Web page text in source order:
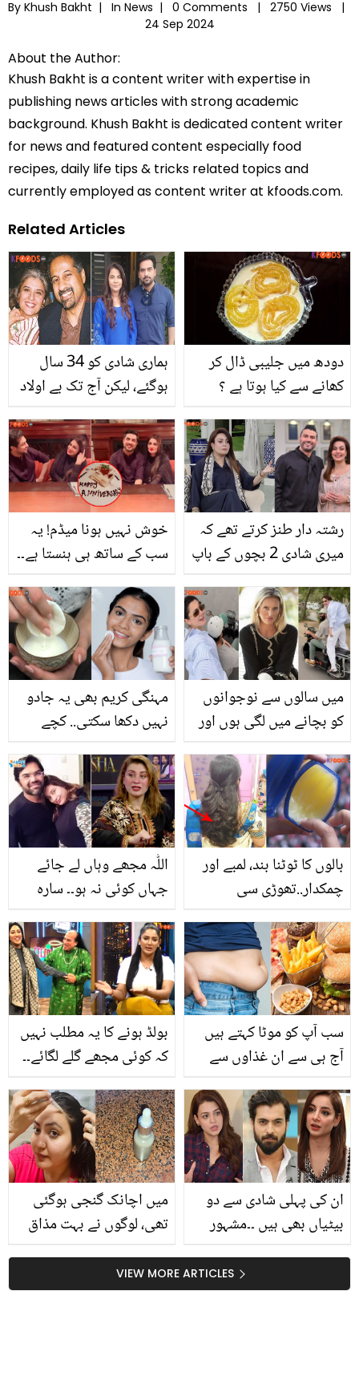
By Khush Bakht | In News | 0 Comments |
2750 Views |
24 Sep 2024
About the Author:
Khush Bakht is a content writer with expertise in
publishing news articles with strong academic
background. Khush Bakht is dedicated content writer
for news and featured content especially food
recipes, daily life tips & tricks related topics and
currently employed as content writer at kfoods.com.
Related Articles
ہماری شادی کو 34 سال
ہوگئے، لیکن آج تک بے اولاد
جوڑیاں جن کی کوئی اولاد
نہیں
دودھ میں جلیبی ڈال کر
کھانے سے کیا ہوتا ہے ؟
کون کون سے راز پوشیدہ
ہیں
خوش نہیں ہونا میڈم! یہ
سب کے ساتھ ہی ہنستا ہے۔۔
سالگرہ منانے کی پوسٹ
سوشل میڈیا پر تماشہ بن
گئی
رشتہ دار طنز کرتے تھے کہ
میری شادی 2 بچوں کے باپ
کے بعد سعدیہ امام کی
زندگی ان کے رشتہ داروں
نے کیسے مشکل بنائی؟
انکشاف کردیا
مہنگی کریم بھی یہ جادو
نہیں دکھا سکتی.. کچے
چہرہ وہ بھی بنا کسی
خرچے کے
میں سالوں سے نوجوانوں
کو بچانے میں لگی ہوں اور
کی حرکت پر چِڑ گئیں! کیا
کچھ سنا دیا؟
اللّٰہ مجھے وہاں لے جائے
جہاں کوئی نہ ہو۔۔ سارہ
تصدیق کرتے ہوئے
علیحدگی کی کیا وجہ
بتائی؟
بالوں کا ٹوٹنا بند، لمبے اور
چمکدار..تھوڑی سی
جادوئی کمالات
بولڈ ہونے کا یہ مطلب نہیں
کہ کوئی مجھے گلے لگائے۔۔
ویڈیوز سامنے آنے پر غصے
سے پھٹ پڑیں
سب آپ کو موٹا کہتے ہیں
آج ہی سے ان غذاوں سے
میں اچانک گنجی ہوگئی
تھی، لوگوں نے بہت مذاق
جس کو لگانے سے خاتون
کے بال دوبارہ سے اُگنے
ان کی پہلی شادی سے دو
بیٹیاں بھی ہیں ۔۔مشہور
کے بعد دوسری شادی ہوئی
اور اب وہ خوشگوار زندگی
VIEW MORE ARTICLES